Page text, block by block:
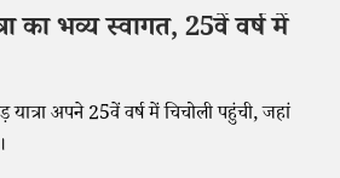
का भव्य स्वागत, 25वें वर्ष में
अपने 25वें वर्ष में चिचोली पहुंची, जहां